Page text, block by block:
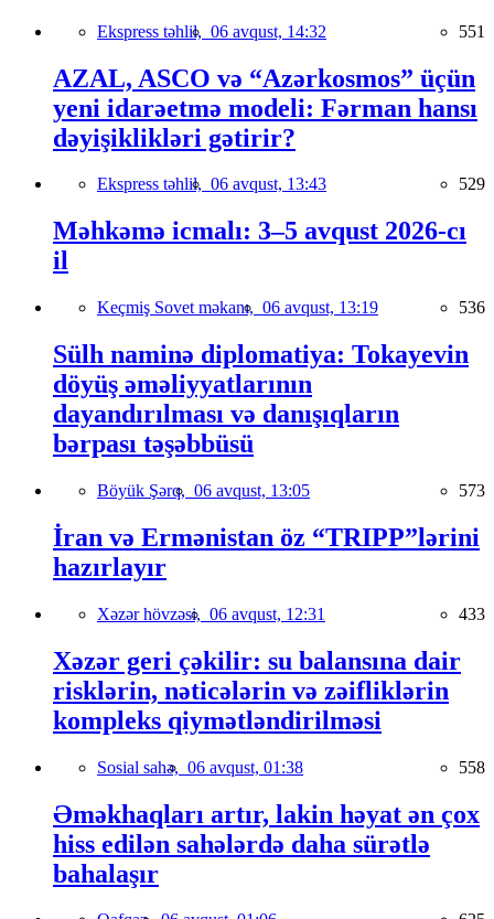
Ekspress təhlil, 06 avqust, 14:32 551
AZAL, ASCO və “Azərkosmos” üçün
yeni idarəetmə modeli: Fərman hansı
dəyişiklikləri gətirir?
Ekspress təhlil, 06 avqust, 13:43 529
Məhkəmə icmalı: 3–5 avqust 2026-cı
il
Keçmiş Sovet məkanı, 06 avqust, 13:19 536
Sülh naminə diplomatiya: Tokayevin
döyüş əməliyyatlarının
dayandırılması və danışıqların
bərpası təşəbbüsü
Böyük Şərq, 06 avqust, 13:05 573
İran və Ermənistan öz “TRIPP”lərini
hazırlayır
Xəzər hövzəsi, 06 avqust, 12:31 433
Xəzər geri çəkilir: su balansına dair
risklərin, nəticələrin və zəifliklərin
kompleks qiymətləndirilməsi
Sosial sahə, 06 avqust, 01:38 558
Əməkhaqları artır, lakin həyat ən çox
hiss edilən sahələrdə daha sürətlə
bahalaşır